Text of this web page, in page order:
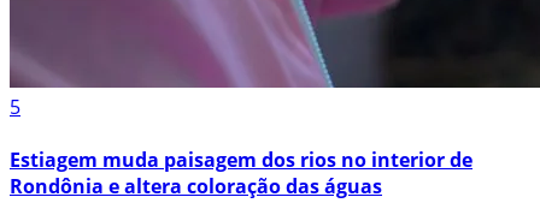
5
Estiagem muda paisagem dos rios no interior de
Rondônia e altera coloração das águas